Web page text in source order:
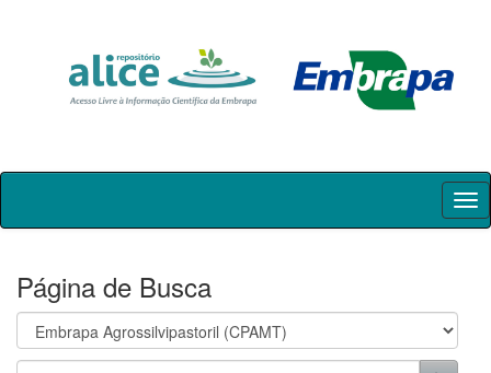
Skip
Página de Busca